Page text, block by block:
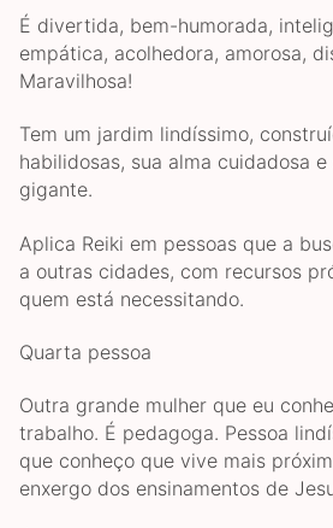
É divertida, bem-humorada,
empática, acolhedora, amorosa,
Maravilhosa!
Tem um jardim lindíssimo,
habilidosas, sua alma cuidadosa
gigante.
Aplica Reiki em pessoas que a
a outras cidades, com recursos
quem está necessitando.
Quarta pessoa
Outra grande mulher que eu
trabalho. É pedagoga. Pessoa
que conheço que vive mais
enxergo dos ensinamentos de